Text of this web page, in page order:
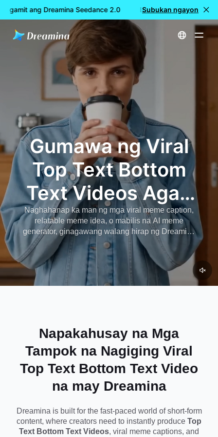
gamit ang Dreamina Seedance 2.0 LIBRENG paggawa ng
Subukan ngayon
Home Lumikha
Gumawa ng Viral
Top Text Bottom
Text Videos Agad
gamit ang AI sa
Dreamina
Naghahanap ka man ng mga viral meme caption,
relatable meme idea, o mabilis na AI meme
generator, ginagawang walang hirap ng Dreamina
na gumawa ng content na parang katutubong sa
kultura ng internet ngayon.
Napakahusay na Mga
Tampok na Nagiging Viral
Top Text Bottom Text Video
na may Dreamina
Dreamina is built for the fast-paced world of short-form
content, where creators need to instantly produce Top
Text Bottom Text Videos, viral meme captions, and